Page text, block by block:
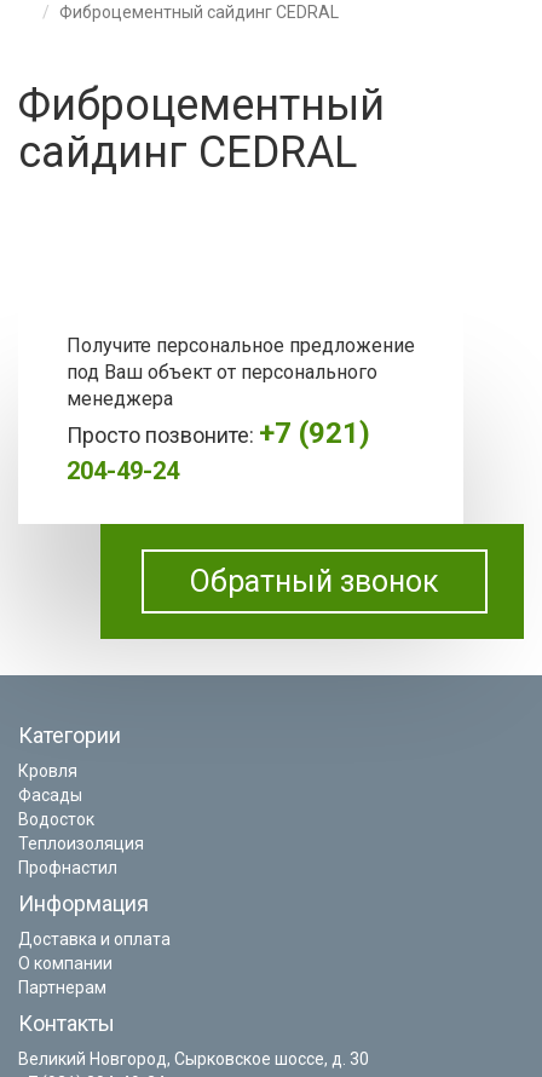
Фиброцементный сайдинг CEDRAL
Фиброцементный
сайдинг CEDRAL
Получите персональное предложение
под Ваш объект от персонального
менеджера
Просто позвоните: +7 (921)
204-49-24
Обратный звонок
Категории
Кровля
Фасады
Водосток
Теплоизоляция
Профнастил
Информация
Доставка и оплата
О компании
Партнерам
Контакты
Великий Новгород, Сырковское шоссе, д. 30